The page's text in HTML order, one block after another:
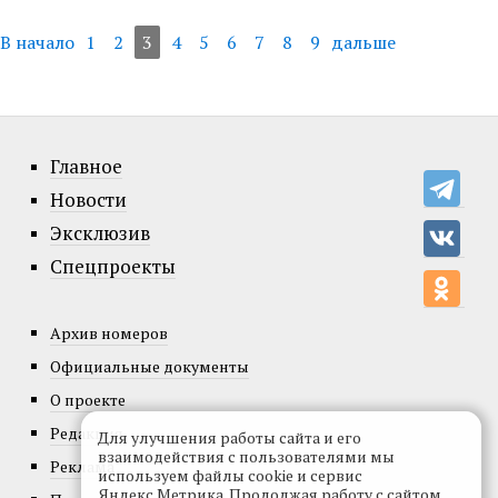
В начало 1 2 3 4 5 6 7 8 9 дальше
Главное
Новости
Эксклюзив
Спецпроекты
Архив номеров
Официальные документы
О проекте
Редакция
Реклама
Для улучшения работы сайта и его
взаимодействия с пользователями мы
используем файлы cookie и сервис